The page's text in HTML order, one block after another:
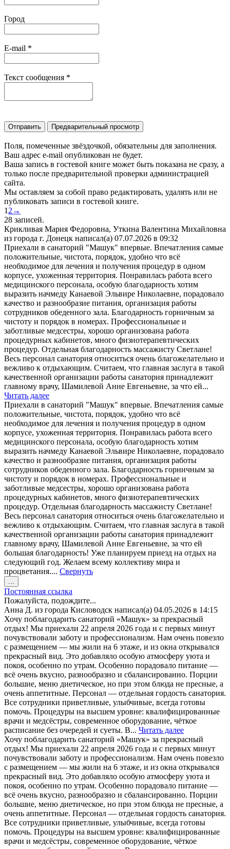
Город
E-mail *
Текст сообщения *
Поля, помеченные звёздочкой, обязательны для заполнения.
Ваш адрес e-mail опубликован не будет.
Ваша запись в гостевой книге может быть показана не сразу, а
только после предварительной проверки администрацией
сайта.
Мы оставляем за собой право редактировать, удалять или не
публиковать записи в гостевой книге.
Навигация
по
списку
гостевой
книги
1 2 →
28 записей.
Крикливая Мария Федоровна, Уткина Валентина Михайловна
из города г. Донецк написал(а) 07.07.2026 в 09:32
Приехали в санаторий "Машук" впервые. Впечатления самые
положительные, чистота, порядок, удобно что всё
необходимое для лечения и получения процедур в одном
корпусе, ухоженная территория. Понравилась работа всего
медицинского персонала, особую благодарность хотим
выразить начмеду Канаевой Эльвире Николаевне, порадовало
качество и разнообразие питания, организация работы
сотрудников обеденного зала. Благодарность горничным за
чистоту и порядок в номерах. Профессиональные и
заботливые медсестры, хорошо организована работа
процедурных кабинетов, много физиотерапевтических
процедур. Отдельная благодарность массажисту Светлане!
Весь персонал санатория относиться очень благожелательно и
вежливо к отдыхающим. Считаем, что главная заслуга в такой
качественной организации работы санатория принадлежит
главному врачу, Шамилевой Анне Евгеньевне, за что ей...
Читать далее
Приехали в санаторий "Машук" впервые. Впечатления самые
положительные, чистота, порядок, удобно что всё
необходимое для лечения и получения процедур в одном
корпусе, ухоженная территория. Понравилась работа всего
медицинского персонала, особую благодарность хотим
выразить начмеду Канаевой Эльвире Николаевне, порадовало
качество и разнообразие питания, организация работы
сотрудников обеденного зала. Благодарность горничным за
чистоту и порядок в номерах. Профессиональные и
заботливые медсестры, хорошо организована работа
процедурных кабинетов, много физиотерапевтических
процедур. Отдельная благодарность массажисту Светлане!
Весь персонал санатория относиться очень благожелательно и
вежливо к отдыхающим. Считаем, что главная заслуга в такой
качественной организации работы санатория принадлежит
главному врачу, Шамилевой Анне Евгеньевне, за что ей
большая благодарность! Уже планируем приезд на отдых на
следующий год. Желаем всему коллективу мира и
процветания.... Свернуть
...
этот
метабокс
в
другое
состояние.
Постоянная ссылка
Пожалуйста, подождите...
Анна Д. из города Кисловодск написал(а) 04.05.2026 в 14:15
Хочу поблагодарить санаторий «Машук» за прекрасный
отдых! Мы приехали 22 апреля 2026 года и с первых минут
почувствовали заботу и профессионализм. Нам очень повезло
с размещением — мы жили на 6 этаже, и из окна открывался
прекрасный вид. Это добавляло особую атмосферу уюта и
покоя, особенно по утрам. Особенно порадовало питание —
всё очень вкусно, разнообразно и сбалансированно. Порции
большие, меню диетическое, но при этом блюда не пресные, а
очень аппетитные. Персонал — отдельная гордость санатория.
Все сотрудники приветливые, улыбчивые, всегда готовы
помочь. Процедуры на высшем уровне: квалифицированные
врачи и медсёстры, современное оборудование, чёткое
расписание без очередей и суеты. В... Читать далее
Хочу поблагодарить санаторий «Машук» за прекрасный
отдых! Мы приехали 22 апреля 2026 года и с первых минут
почувствовали заботу и профессионализм. Нам очень повезло
с размещением — мы жили на 6 этаже, и из окна открывался
прекрасный вид. Это добавляло особую атмосферу уюта и
покоя, особенно по утрам. Особенно порадовало питание —
всё очень вкусно, разнообразно и сбалансированно. Порции
большие, меню диетическое, но при этом блюда не пресные, а
очень аппетитные. Персонал — отдельная гордость санатория.
Все сотрудники приветливые, улыбчивые, всегда готовы
помочь. Процедуры на высшем уровне: квалифицированные
врачи и медсёстры, современное оборудование, чёткое